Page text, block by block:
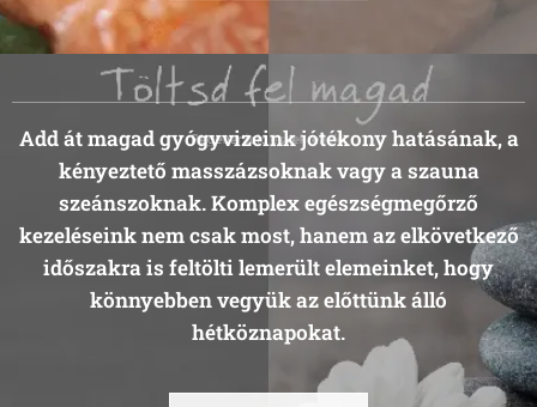
Add át magad gyógyvizeink jótékony hatásának, a
kényeztető masszázsoknak vagy a szauna
szeánszoknak. Komplex egészségmegőrző
kezeléseink nem csak most, hanem az elkövetkező
időszakra is feltölti lemerült elemeinket, hogy
könnyebben vegyük az előttünk álló
hétköznapokat.